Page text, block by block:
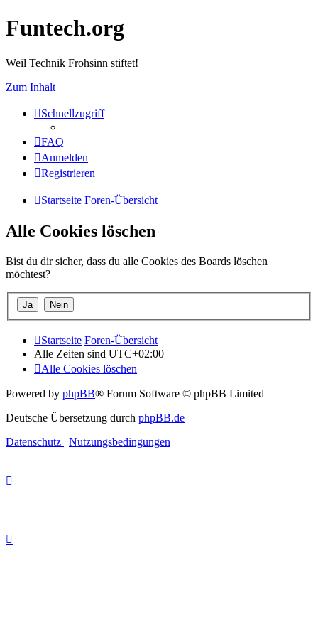
Funtech.org
Weil Technik Frohsinn stiftet!
Zum Inhalt
Schnellzugriff
FAQ
Anmelden
Registrieren
Startseite Foren-Übersicht
Alle Cookies löschen
Bist du dir sicher, dass du alle Cookies des Boards löschen
möchtest?
Startseite Foren-Übersicht
Alle Zeiten sind UTC+02:00
Alle Cookies löschen
Powered by phpBB® Forum Software © phpBB Limited
Deutsche Übersetzung durch phpBB.de
Datenschutz | Nutzungsbedingungen